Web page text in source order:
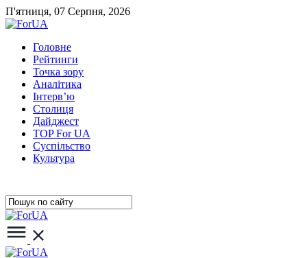
П'ятниця, 07 Серпня, 2026
Головне
Рейтинги
Точка зору
Аналітика
Інтерв’ю
Столиця
Дайджест
TOP For UA
Суспiльство
Культура